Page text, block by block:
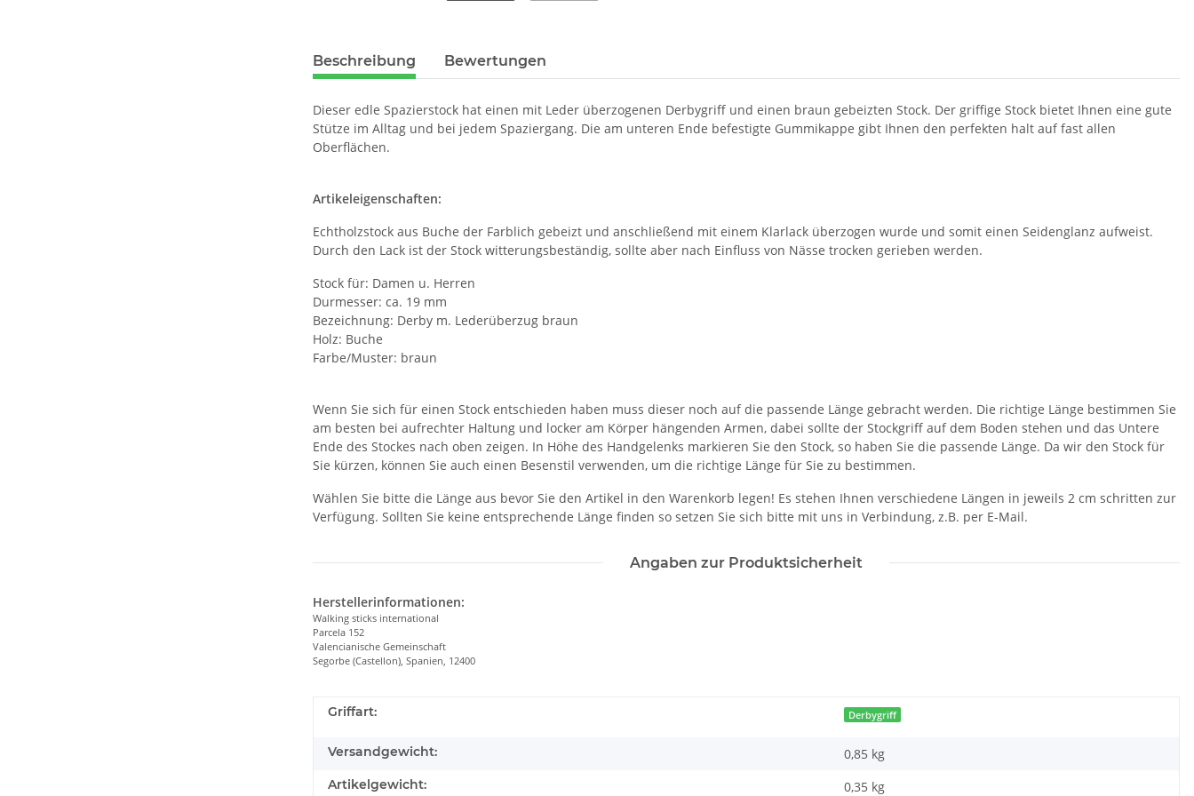
Beschreibung Bewertungen
Dieser edle Spazierstock hat einen mit Leder überzogenen Derbygriff und einen braun gebeizten Stock. Der griffige Stock bietet Ihnen eine gute
Stütze im Alltag und bei jedem Spaziergang. Die am unteren Ende befestigte Gummikappe gibt Ihnen den perfekten halt auf fast allen
Oberflächen.
Artikeleigenschaften:
Echtholzstock aus Buche der Farblich gebeizt und anschließend mit einem Klarlack überzogen wurde und somit einen Seidenglanz aufweist.
Durch den Lack ist der Stock witterungsbeständig, sollte aber nach Einfluss von Nässe trocken gerieben werden.
Stock für: Damen u. Herren
Durmesser: ca. 19 mm
Bezeichnung: Derby m. Lederüberzug braun
Holz: Buche
Farbe/Muster: braun
Wenn Sie sich für einen Stock entschieden haben muss dieser noch auf die passende Länge gebracht werden. Die richtige Länge bestimmen Sie
am besten bei aufrechter Haltung und locker am Körper hängenden Armen, dabei sollte der Stockgriff auf dem Boden stehen und das Untere
Ende des Stockes nach oben zeigen. In Höhe des Handgelenks markieren Sie den Stock, so haben Sie die passende Länge. Da wir den Stock für
Sie kürzen, können Sie auch einen Besenstil verwenden, um die richtige Länge für Sie zu bestimmen.
Wählen Sie bitte die Länge aus bevor Sie den Artikel in den Warenkorb legen! Es stehen Ihnen verschiedene Längen in jeweils 2 cm schritten zur
Verfügung. Sollten Sie keine entsprechende Länge finden so setzen Sie sich bitte mit uns in Verbindung, z.B. per E-Mail.
Angaben zur Produktsicherheit
Herstellerinformationen:
Walking sticks international
Parcela 152
Valencianische Gemeinschaft
Segorbe (Castellon), Spanien, 12400
Griffart: Derbygriff
Versandgewicht: 0,85 kg
Artikelgewicht: 0,35 kg